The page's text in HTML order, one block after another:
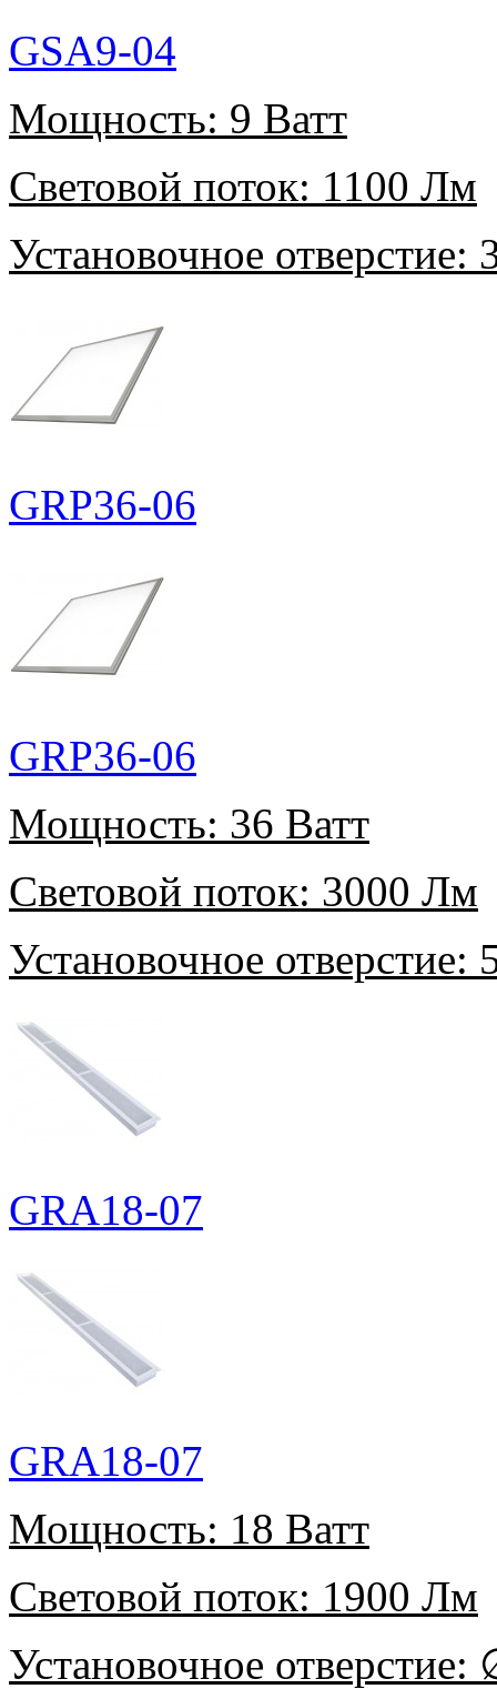
GSA9-04
Мощность: 9 Ватт
Световой поток: 1100 Лм
Установочное отверстие:
GRP36-06
GRP36-06
Мощность: 36 Ватт
Световой поток: 3000 Лм
Установочное отверстие:
GRA18-07
GRA18-07
Мощность: 18 Ватт
Световой поток: 1900 Лм
Установочное отверстие: